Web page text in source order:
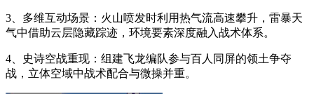
3、多维互动场景：火山喷发时利用热气流高速攀升，雷暴天
气中借助云层隐藏踪迹，环境要素深度融入战术体系。
4、史诗空战重现：组建飞龙编队参与百人同屏的领土争夺
战，立体空域中战术配合与微操并重。